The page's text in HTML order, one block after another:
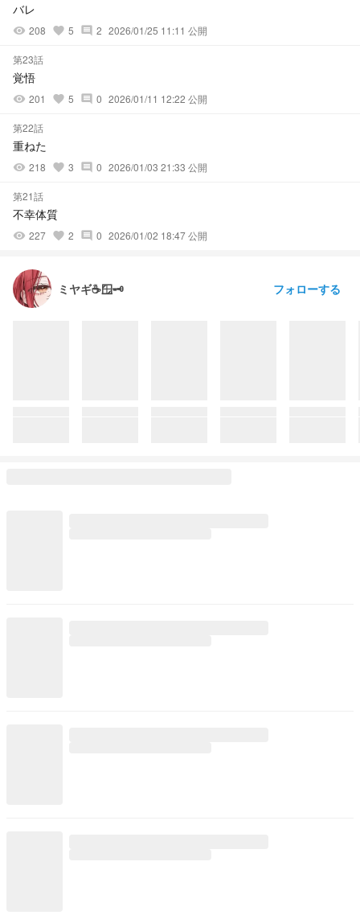
バレ
visibility 208 favorite 5 comment 2 2026/01/25 11:11 公開
第23話
覚悟
visibility 201 favorite 5 comment 0 2026/01/11 12:22 公開
第22話
重ねた
visibility 218 favorite 3 comment 0 2026/01/03 21:33 公開
第21話
不幸体質
visibility 227 favorite 2 comment 0 2026/01/02 18:47 公開
ミヤギ☕🪟🗝 フォローする